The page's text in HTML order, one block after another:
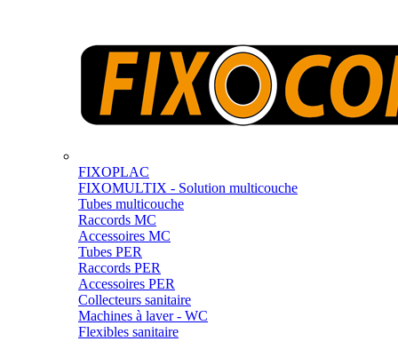
FIXOPLAC
FIXOMULTIX - Solution multicouche
Tubes multicouche
Raccords MC
Accessoires MC
Tubes PER
Raccords PER
Accessoires PER
Collecteurs sanitaire
Machines à laver - WC
Flexibles sanitaire